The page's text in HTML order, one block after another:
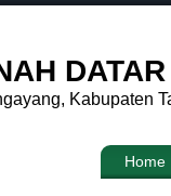
DATAR
Kabupaten
Home